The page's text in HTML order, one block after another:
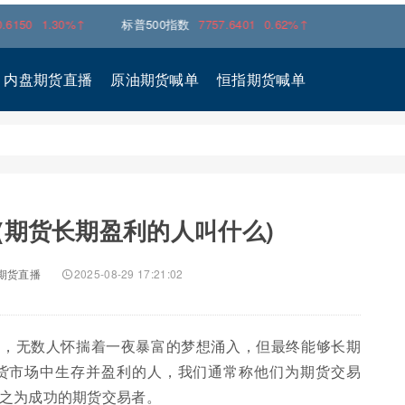
标普500指数 7757.6401 0.62%↑
内盘期货直播 原油期货喊单 恒指期货喊单
货长期盈利的人叫什么)
货直播 2025-08-29 17:21:02
无数人怀揣着一夜暴富的梦想涌入，但最终能够长期
场中生存并盈利的人，我们通常称他们为期货交易
为成功的期货交易者。